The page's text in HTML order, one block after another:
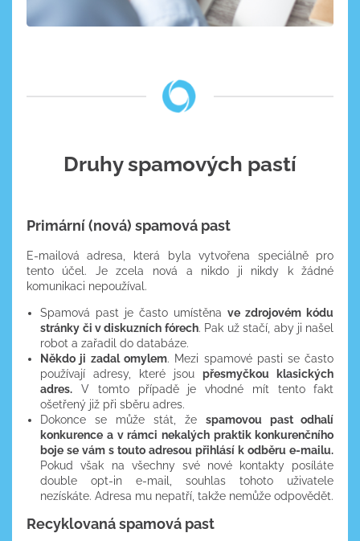
Druhy spamových pastí
Primární (nová) spamová past
E-mailová adresa, která byla vytvořena speciálně pro
tento účel. Je zcela nová a nikdo ji nikdy k žádné
komunikaci nepoužíval.
Spamová past je často umístěnave zdrojovém kódu
stránky či v diskuzních fórech. Pak už stačí, aby ji našel
robot a zařadil do databáze.
Někdo ji zadal omylem. Mezi spamové pasti se často
používají adresy, které jsoupřesmyčkou klasických
adres. V tomto případě je vhodné mít tento fakt
ošetřený již při sběru adres.
Dokonce se může stát, že spamovou past odhalí
konkurence a v rámci nekalých praktik konkurenčního
boje se vám s touto adresou přihlásí k odběru e-mailu.
Pokud však na všechny své nové kontakty posíláte
double opt-in e-mail, souhlas tohoto uživatele
nezískáte. Adresa mu nepatří, takže nemůže odpovědět.
Recyklovaná spamová past